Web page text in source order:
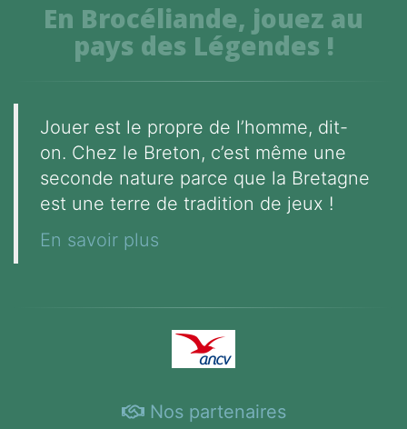
En Brocéliande, jouez au
pays des Légendes !
Jouer est le propre de l’homme, dit-
on. Chez le Breton, c’est même une
seconde nature parce que la Bretagne
est une terre de tradition de jeux !
En savoir plus
Nos partenaires